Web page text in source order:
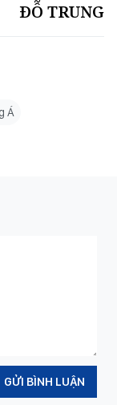
ĐỖ TRUNG
Á
GỬI BÌNH LUẬN